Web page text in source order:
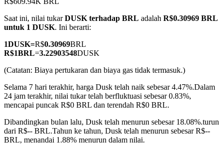
TradFi
Derivatif saham, forex, logam mulia, dan komoditas
USDC Berjangka
Kontrak berjangka menggunakan USDC sebagai jaminannya
Saat ini, nilai tukarDUSK terhadap BRL adalah R$0.30969 BRL
untuk 1 DUSK. Ini berarti:
1DUSK=R$0.30969BRL
R$1BRL=3.22903548DUSK
(Catatan: Biaya pertukaran dan biaya gas tidak termasuk.)
Selama 7 hari terakhir, harga Dusk telah naik sebesar 4.47%.Dalam
24 jam terakhir, nilai tukar telah berfluktuasi sebesar 0.83%,
mencapai puncak R$0 BRL dan terendah R$0 BRL.
Dibandingkan bulan lalu, Dusk telah menurun sebesar 18.08%.turun
dari R$-- BRL.Tahun ke tahun, Dusk telah menurun sebesar R$--
BRL, menandai 1.88% menurun dalam nilai.